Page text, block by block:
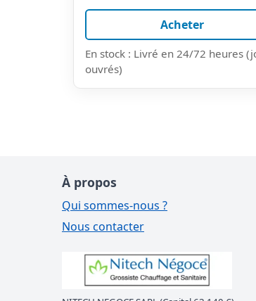
Acheter
En stock : Livré en 24/72 heures
ouvrés)
À propos
Qui sommes-nous ?
Nous contacter